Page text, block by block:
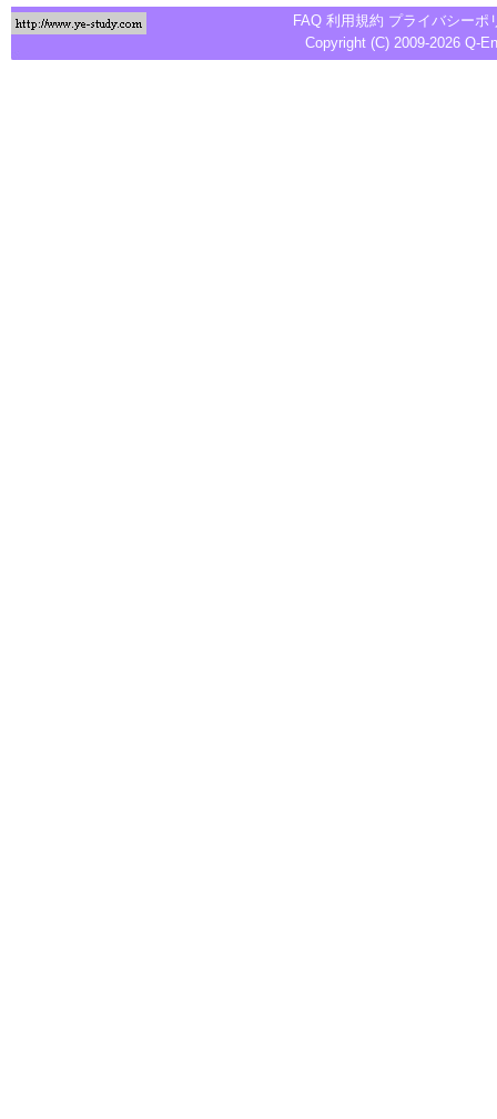
FAQ 利用規約 プライバシーポ
Copyright (C) 2009-2026 Q-